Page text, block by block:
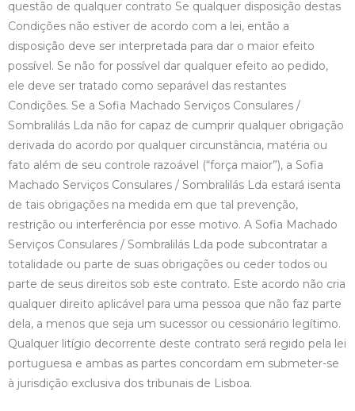
questão de qualquer contrato Se qualquer disposição destas
Condições não estiver de acordo com a lei, então a
disposição deve ser interpretada para dar o maior efeito
possível. Se não for possível dar qualquer efeito ao pedido,
ele deve ser tratado como separável das restantes
Condições. Se a Sofia Machado Serviços Consulares /
Sombralilás Lda não for capaz de cumprir qualquer obrigação
derivada do acordo por qualquer circunstância, matéria ou
fato além de seu controle razoável (“força maior”), a Sofia
Machado Serviços Consulares / Sombralilás Lda estará isenta
de tais obrigações na medida em que tal prevenção,
restrição ou interferência por esse motivo. A Sofia Machado
Serviços Consulares / Sombralilás Lda pode subcontratar a
totalidade ou parte de suas obrigações ou ceder todos ou
parte de seus direitos sob este contrato. Este acordo não cria
qualquer direito aplicável para uma pessoa que não faz parte
dela, a menos que seja um sucessor ou cessionário legítimo.
Qualquer litígio decorrente deste contrato será regido pela lei
portuguesa e ambas as partes concordam em submeter-se
à jurisdição exclusiva dos tribunais de Lisboa.